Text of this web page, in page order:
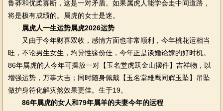
鲁莽和优柔寡断，这是一对矛盾。如果属虎人能学会走中间道路，
将是极有成绩的。属虎的女士是迷。
属虎人一生运势属虎2026运势
又由于今年财喜双收，感情方面也非常顺利，今年桃花运相当
旺，不论男生女生，均异性缘份佳，今年正是谈婚论嫁的好时机。
86年属虎的人今年可摆放一对【玉名堂虎跃金山摆件】吉祥物，以
增强运势，万事大吉；同时随身佩戴【玉名堂雄鹰同辉玉坠】吊坠
做护身符化解灾煞效果更佳。生于19。
86年属虎的女人和79年属羊的夫妻今年的运程